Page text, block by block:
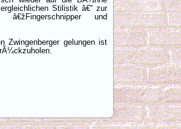
Stilistik â€“ zur
und
Zwingenberger gelungen ist